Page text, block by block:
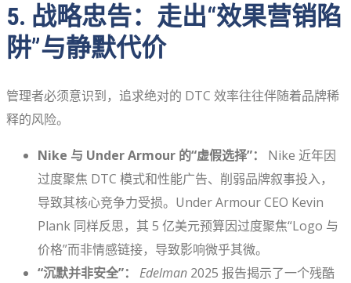
5. 战略忠告：走出“效果营销陷
阱”与静默代价
管理者必须意识到，追求绝对的 DTC 效率往往伴随着品牌稀
释的风险。
Nike 与 Under Armour 的“虚假选择”：
Nike 近年因
过度聚焦 DTC 模式和性能广告、削弱品牌叙事投入，
导致其核心竞争力受损。Under Armour CEO Kevin
Plank 同样反思，其 5 亿美元预算因过度聚焦“Logo 与
价格”而非情感链接，导致影响微乎其微。
“沉默并非安全”：
Edelman 2025 报告揭示了一个残酷